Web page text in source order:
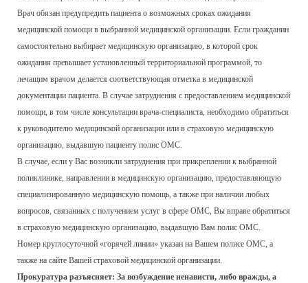
Врач обязан предупредить пациента о возможных сроках ожидания
медицинской помощи в выбранной медицинской организации. Если гражданин
самостоятельно выбирает медицинскую организацию, в которой срок
ожидания превышает установленный территориальной программой, то
лечащим врачом делается соответствующая отметка в медицинской
документации пациента. В случае затруднения с предоставлением медицинской
помощи, в том числе консультации врача-специалиста, необходимо обратиться
к руководителю медицинской организации или в страховую медицинскую
организацию, выдавшую пациенту полис ОМС.
В случае, если у Вас возникли затруднения при прикреплении к выбранной
поликлинике, направлении в медицинскую организацию, предоставляющую
специализированную медицинскую помощь, а также при наличии любых
вопросов, связанных с получением услуг в сфере ОМС, Вы вправе обратиться
в страховую медицинскую организацию, выдавшую Вам полис ОМС.
Номер круглосуточной «горячей линии» указан на Вашем полисе ОМС, а
также на сайте Вашей страховой медицинской организации.
Прокуратура разъясняет: За возбуждение ненависти, либо вражды, а